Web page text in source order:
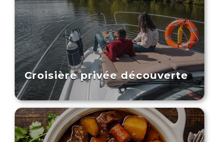
Croisière privée découverte